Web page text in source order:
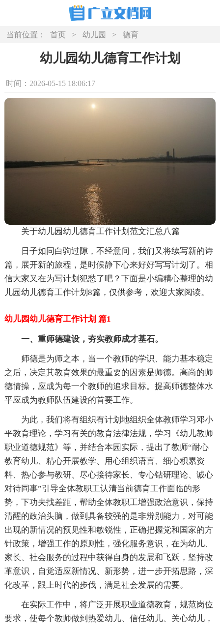
当前位置： 首页 > 幼儿园 > 德育
幼儿园幼儿德育工作计划
时间：2026-05-15 18:06:17
关于幼儿园幼儿德育工作计划范文汇总八篇
日子如同白驹过隙，不经意间，我们又将续写新的诗
篇，展开新的旅程，是时候静下心来好好写写计划了。相
信大家又在为写计划犯愁了吧？下面是小编精心整理的幼
儿园幼儿德育工作计划8篇，仅供参考，欢迎大家阅读。
幼儿园幼儿德育工作计划 篇1
一、重师德建设，夯实教师成才基石。
师德是为师之本，当一个教师的学识、能力基本稳定
之后，决定其教育效果的最重要的因素是师德。高尚的师
德情操，应成为每一个教师的追求目标。提高师德整体水
平应成为教师队伍建设的首要工作。
为此，我们将有组织有计划地组织全体教师学习邓小
平教育理论，学习有关的教育法律法规，学习《幼儿教师
职业道德规范》等，并结合本园实际，提出了教师“耐心
教育幼儿、精心开展教学、用心组织语言、细心积累资
料、热心参与教研、尽心接待家长、专心钻研理论、诚心
对待同事”引导全体教职工认清当前德育工作面临的形
势，下功夫找差距，帮助全体教职工增强政治意识，保持
清醒的政治头脑，做到具备较强的是非辨别能力，对可能
出现的新情况的预见性和敏锐性，正确把握党和国家的方
针政策，增强工作的原则性，强化服务意识，在为幼儿、
家长、社会服务的过程中获得自身的发展和飞跃，坚持改
革意识，自觉适应新情况、新形势，进一步开拓思路，深
化改革，跟上时代的步伐，满足社会发展的需要。
在实际工作中，将广泛开展职业道德教育，规范岗位
要求，使每个教师做到热爱幼儿、信任幼儿、关心幼儿，